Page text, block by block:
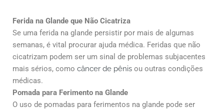
Ferida na Glande que Não Cicatriza
Se uma ferida na glande persistir por mais de algumas
semanas, é vital procurar ajuda médica. Feridas que não
cicatrizam podem ser um sinal de problemas subjacentes
mais sérios, como câncer de pênis ou outras condições
médicas.
Pomada para Ferimento na Glande
O uso de pomadas para ferimentos na glande pode ser